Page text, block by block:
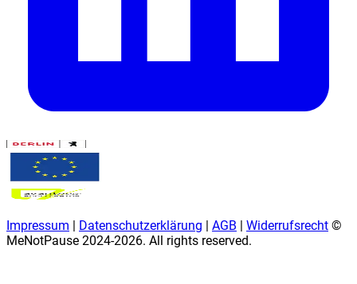
Impressum Datenschutzerklärung AGB Widerrufsrecht ©
MeNotPause 2024-2026. All rights reserved.